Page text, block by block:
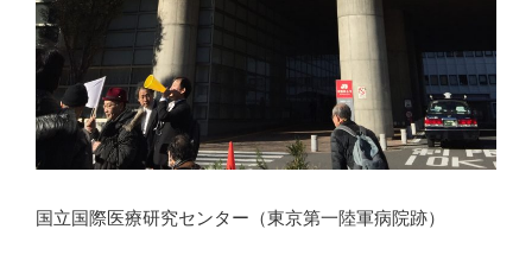
国立国際医療研究センター（東京第一陸軍病院跡）